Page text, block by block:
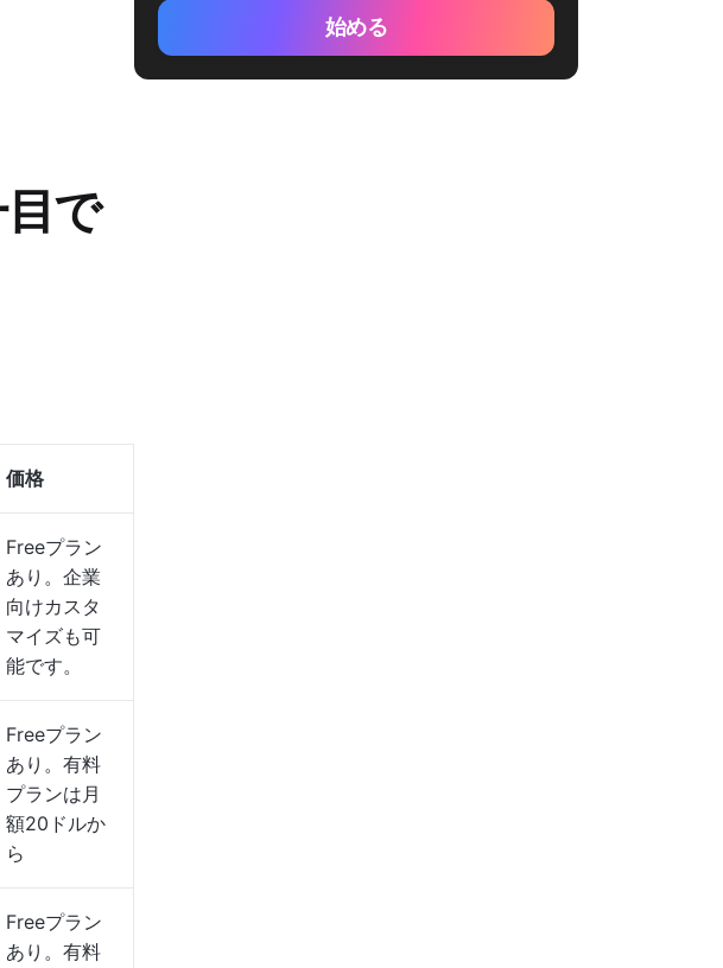
で
価格
Freeプラン
あり。企業
向けカスタ
マイズも可
能です。
Freeプラン
あり。有料
プランは月
額20ドルか
ら
Freeプラン
あり。有料
始める